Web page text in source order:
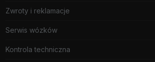
Zwroty i reklamacje
Serwis wózków
Kontrola techniczna